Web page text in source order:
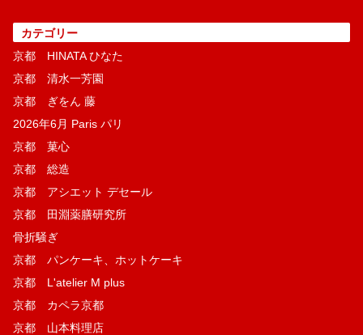
カテゴリー
京都 HINATA ひなた
京都 清水一芳園
京都 ぎをん 藤
2026年6月 Paris パリ
京都 菓​心
京都 総造
京都 アシエット デセール
京都 田淵薬膳研究所
骨折騒ぎ
京都 パンケーキ、ホットケーキ
京都 L'atelier M plus
京都 カペラ京都
京都 山本料理店